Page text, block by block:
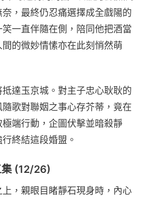
，最終仍忍痛選擇成全戲陽的
一直伴隨在側，陪同他把酒當
的微妙情愫亦在此刻悄然萌
達玉京城。對主子忠心耿耿的
歌對聯姻之事心存芥蒂，竟在
端行動，企圖伏擊並暗殺靜
終結這段婚盟。
集 (12/26)
，親眼目睹靜石現身時，內心